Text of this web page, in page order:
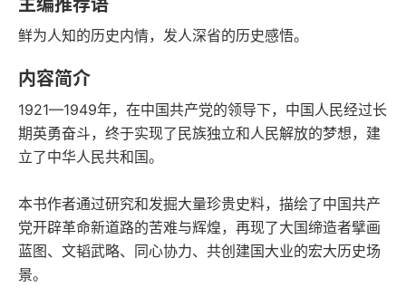
主编推荐语
鲜为人知的历史内情，发人深省的历史感悟。
内容简介
1921—1949年，在中国共产党的领导下，中国人民经过长
期英勇奋斗，终于实现了民族独立和人民解放的梦想，建
立了中华人民共和国。
本书作者通过研究和发掘大量珍贵史料，描绘了中国共产
党开辟革命新道路的苦难与辉煌，再现了大国缔造者擘画
蓝图、文韬武略、同心协力、共创建国大业的宏大历史场
景。